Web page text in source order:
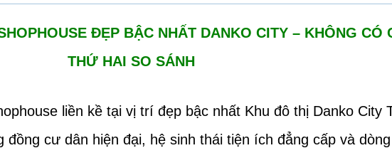
ĐẸP BẬC NHẤT DANKO CITY – KHÔNG CÓ
THỨ HAI SO SÁNH
liền kề tại vị trí đẹp bậc nhất Khu đô thị Danko City
đồng cư dân hiện đại, hệ sinh thái tiện ích đẳng cấp và dòng